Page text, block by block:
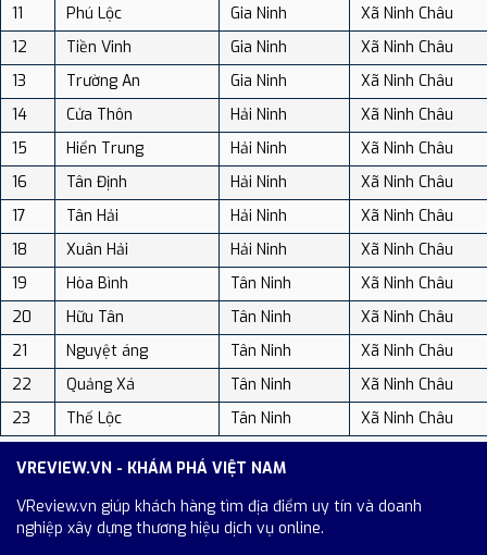
11
Phú Lộc Gia Ninh
Xã Ninh Châu
12
Tiền Vinh Gia Ninh
Xã Ninh Châu
13
Trường An Gia Ninh
Xã Ninh Châu
14
Cửa Thôn Hải Ninh
Xã Ninh Châu
15
Hiển Trung Hải Ninh
Xã Ninh Châu
16
Tân Định Hải Ninh
Xã Ninh Châu
17
Tân Hải Hải Ninh
Xã Ninh Châu
18
Xuân Hải Hải Ninh
Xã Ninh Châu
19
Hòa Bình Tân Ninh
Xã Ninh Châu
20
Hữu Tân Tân Ninh
Xã Ninh Châu
21
Nguyệt áng Tân Ninh
Xã Ninh Châu
22
Quảng Xá Tân Ninh
Xã Ninh Châu
23
Thế Lộc Tân Ninh Xã Ninh Châu
VREVIEW.VN - KHÁM PHÁ VIỆT NAM
VReview.vn giúp khách hàng tìm địa điểm uy tín và doanh
nghiệp xây dựng thương hiệu dịch vụ online.